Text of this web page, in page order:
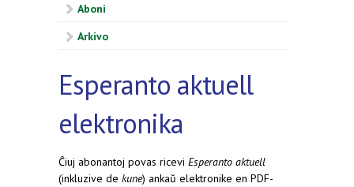
Aboni
Arkivo
Esperanto aktuell
elektronika
Ĉiuj abonantoj povas ricevi Esperanto aktuell
(inkluzive de kune) ankaŭ elektronike en PDF-